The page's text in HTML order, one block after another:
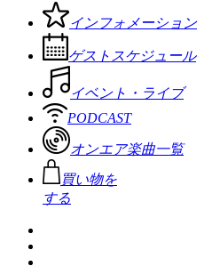
インフォメーション
ゲストスケジュール
イベント・ライブ
PODCAST
オンエア楽曲一覧
買い物を
する